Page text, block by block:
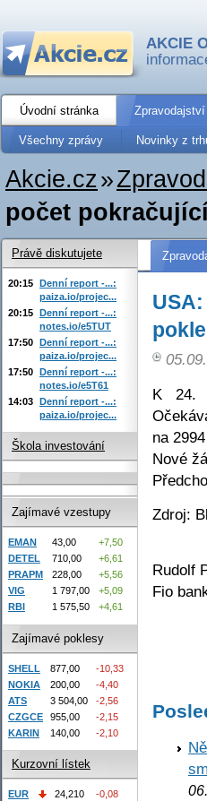
AKCIE
Úvodní stránka Zpravodajství
Všechny zprávy Novinky z
Akcie.cz»
počet
K 24.
na
Nové
Zdroj:
Rudolf
Fio
Právě diskutujete
20:15 Denní report -...:
paiza.io/projec...
20:15 Denní report -...:
notes.io/e5TUT
17:50 Denní report -...:
paiza.io/projec...
17:50 Denní report -...:
notes.io/e5T61
14:03 Denní report -...:
paiza.io/projec...
Škola investování
Zajímavé vzestupy
EMAN 43,00
+7,50
DETEL
710,00
+6,61
PRAPM
228,00
+5,56
VIG
1 797,00
+5,09
RBI
1 575,50 +4,61
Zajímavé poklesy
SHELL 877,00
-10,33
NOKIA
200,00
-4,40
ATS
3 504,00
-2,56
CZGCE
955,00
-2,15
KARIN
140,00 -2,10
Kurzovní lístek
EUR 24,210
-0,08